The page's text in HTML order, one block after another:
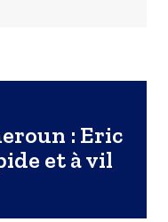
et à vil